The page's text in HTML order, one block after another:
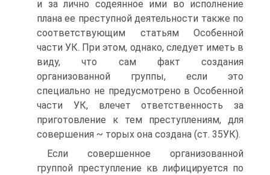
и за лично содеянное ими во исполнение
плана ее преступной деятельности также по
соответствующим статьям Особенной
части УК. При этом, однако, следует иметь в
виду, что сам факт создания
организованной группы, если это
специально не предусмотрено в Особенной
части УК, влечет ответственность за
приготовление к тем преступлениям, для
совершения ~ торых она создана (ст. 35УК).
Если совершенное организованной
группой преступление кв лифицируется по